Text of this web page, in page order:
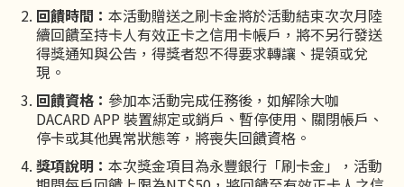
回饋時間： 本活動贈送之刷卡金將於活動結束次次月陸
續回饋至持卡人有效正卡之信用卡帳戶，將不另行發送
得獎通知與公告，得獎者恕不得要求轉讓、提領或兌
現。
回饋資格： 參加本活動完成任務後，如解除大咖
DACARD APP 裝置綁定或銷戶、暫停使用、關閉帳戶、
停卡或其他異常狀態等，將喪失回饋資格。
獎項說明： 本次獎金項目為永豐銀行「刷卡金」，活動